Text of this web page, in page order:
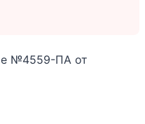
№4559-ПА от